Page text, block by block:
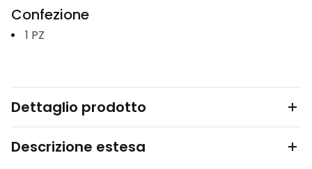
Confezione
1 PZ
Dettaglio prodotto
Descrizione estesa